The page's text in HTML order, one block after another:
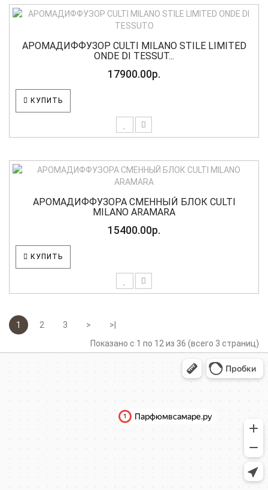
АРОМАДИФФУЗОР CULTI MILANO STILE LIMITED
ONDE DI TESSUT...
17900.00р.
КУПИТЬ
АРОМАДИФФУЗОРА СМЕННЫЙ БЛОК CULTI
MILANO ARAMARA
15400.00р.
КУПИТЬ
1 2 3 >
>|
Показано с 1 по 12 из 36 (всего 3 страниц)